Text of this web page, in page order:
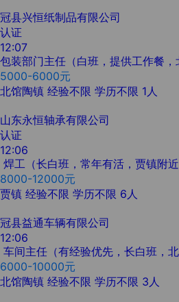
冠县兴恒纸制品有限公司
认证
12:07
包装部门主任（白班，提供工作餐，
5000-6000元
北馆陶镇 经验不限 学历不限 1人
山东永恒轴承有限公司
认证
12:06
焊工（长白班，常年有活，贾镇附近
8000-12000元
贾镇 经验不限 学历不限 6人
冠县益通车辆有限公司
12:06
车间主任（有经验优先，长白班，北
6000-10000元
北馆陶镇 经验不限 学历不限 3人